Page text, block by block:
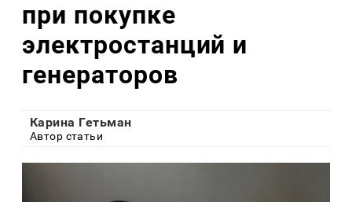
при покупке
электростанций и
генераторов
Карина Гетьман
Автор статьи